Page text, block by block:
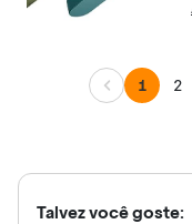
1 2
Talvez você goste: